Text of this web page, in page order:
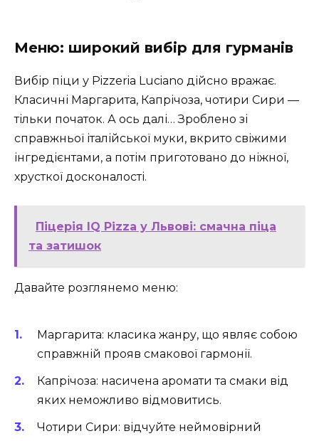
Меню: широкий вибір для гурманів
Вибір піци у Pizzeria Luciano дійсно вражає.
Класичні Маргарита, Капрічоза, чотири Сири —
тільки початок. А ось далі… Зроблено зі
справжньої італійської муки, вкрито свіжими
інгредієнтами, а потім приготовано до ніжної,
хрусткої досконалості.
Піцерія IQ Pizza у Львові: смачна піца
та затишок
Давайте розглянемо меню:
Маргарита: класика жанру, що являє собою
справжній прояв смакової гармонії.
Капрічоза: насичена аромати та смаки від
яких неможливо відмовитись.
Чотири Сири: відчуйте неймовірний